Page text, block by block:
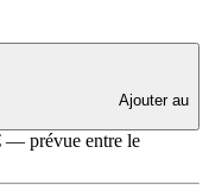
Ajouter au
— prévue entre le